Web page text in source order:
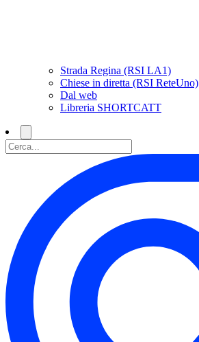
Strada Regina (RSI LA1)
Chiese in diretta (RSI ReteUno)
Dal web
Libreria SHORTCATT